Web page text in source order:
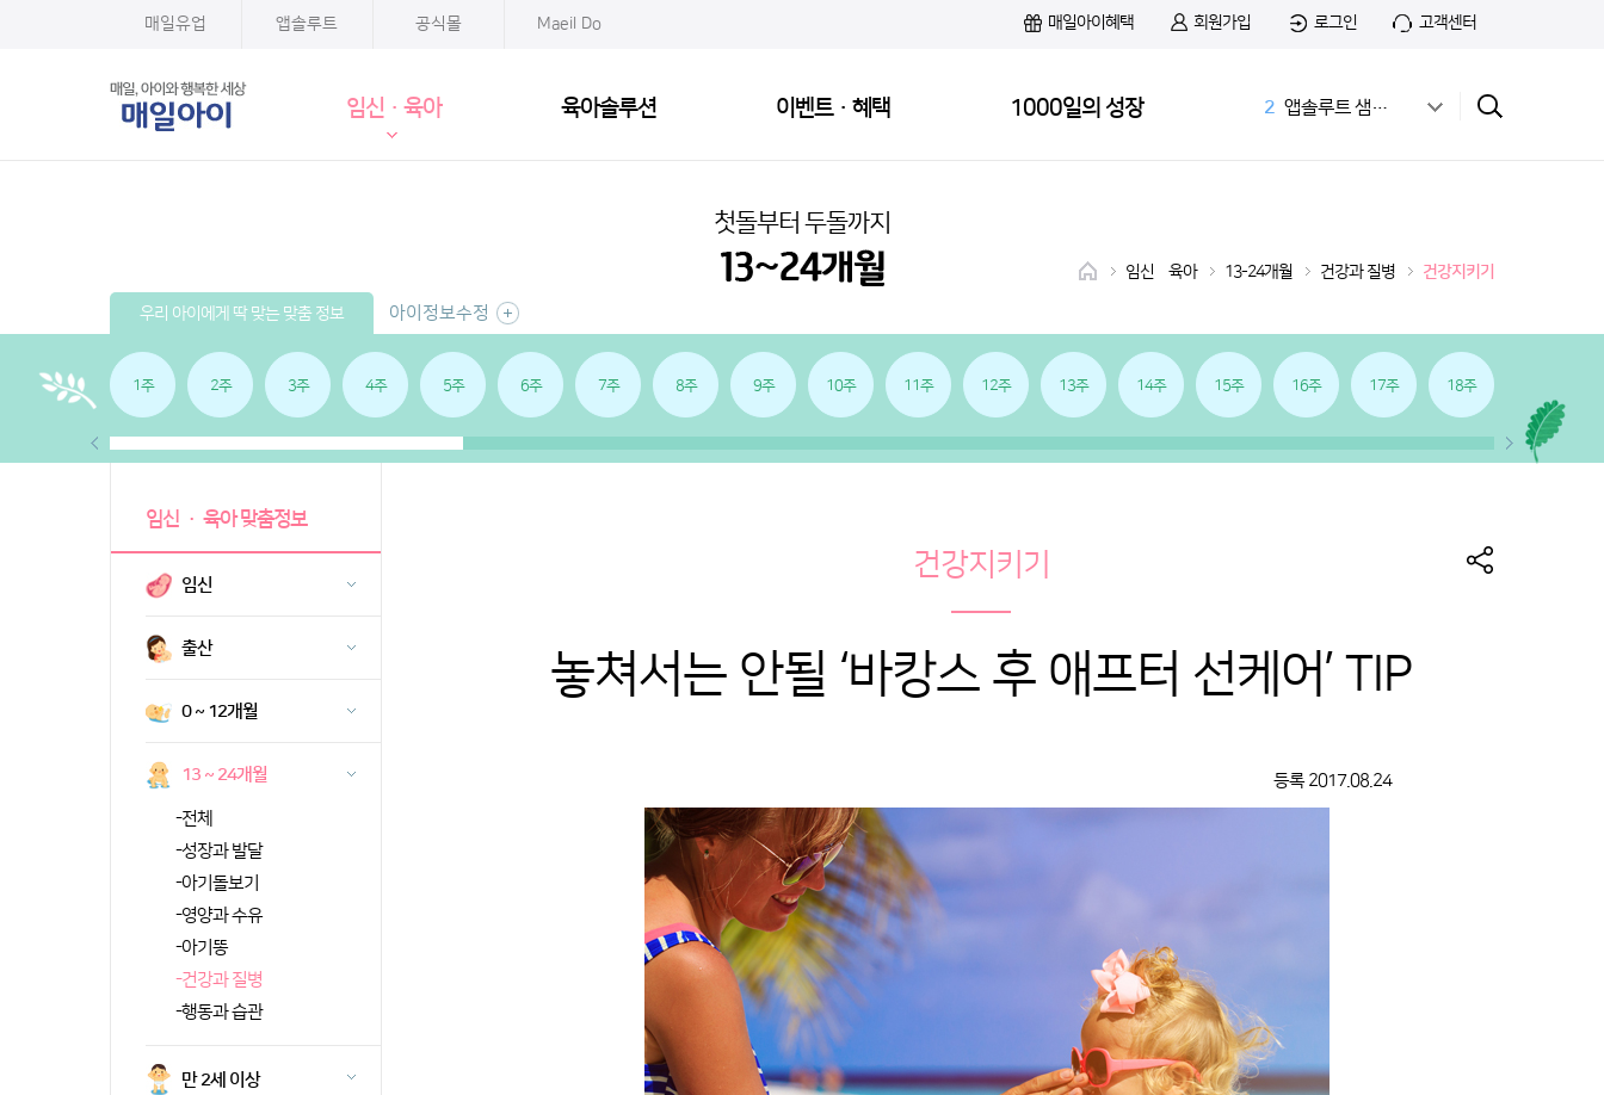
매일유업 앱솔루트 공식몰 Maeil Do 매일아이혜택 회원가입 로그인 고객센터
임신·육아 육아솔루션 이벤트·혜택 1000일의 성장
2
앱솔루트 샘플신청
8 치즈
10
36개월 아기 발달
첫돌부터 두돌까지
임신•육아 13-24개월 건강과 질병 건강지키기
우리 아이에게 딱 맞는 맞춤 정보 아이정보수정
1주 2주 3주 4주 5주 6주 7주 8주 9주 10주 11주 12주 13주 14주 15주 16주 17주 18주
임신 · 육아 맞춤정보
임신
출산
0 ~ 12개월
13 ~ 24개월
-전체
-성장과 발달
-아기돌보기
-영양과 수유
-아기똥
-건강과 질병
-행동과 습관
만 2세 이상
건강지키기
놓쳐서는 안될 ‘바캉스 후 애프터 선케어’ TIP
등록2017.08.24